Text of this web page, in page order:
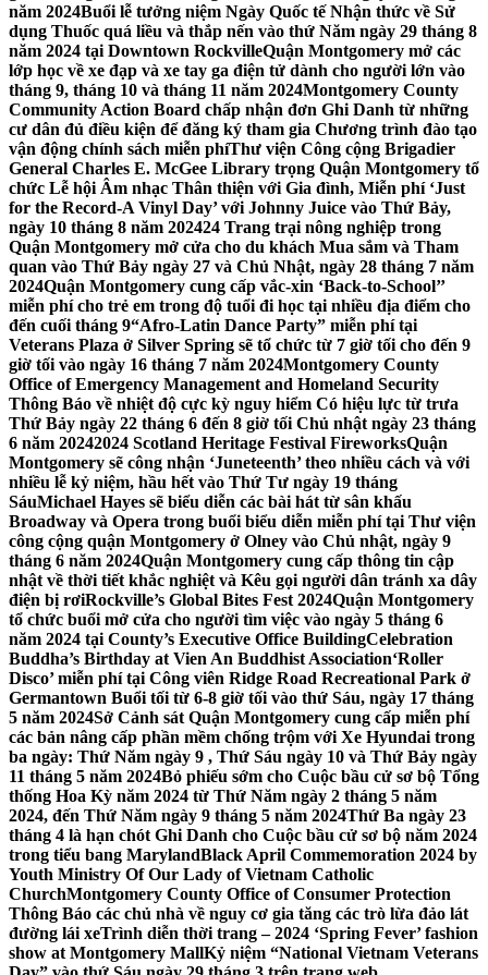
năm 2024Buổi lễ tưởng niệm Ngày Quốc tế Nhận thức về Sử
dụng Thuốc quá liều và thắp nến vào thứ Năm ngày 29 tháng 8
năm 2024 tại Downtown RockvilleQuận Montgomery mở các
lớp học về xe đạp và xe tay ga điện tử dành cho người lớn vào
tháng 9, tháng 10 và tháng 11 năm 2024Montgomery County
Community Action Board chấp nhận đơn Ghi Danh từ những
cư dân đủ điều kiện để đăng ký tham gia Chương trình đào tạo
vận động chính sách miễn phíThư viện Công cộng Brigadier
General Charles E. McGee Library trọng Quận Montgomery tổ
chức Lễ hội Âm nhạc Thân thiện với Gia đình, Miễn phí ‘Just
for the Record-A Vinyl Day’ với Johnny Juice vào Thứ Bảy,
ngày 10 tháng 8 năm 202424 Trang trại nông nghiệp trong
Quận Montgomery mở cửa cho du khách Mua sắm và Tham
quan vào Thứ Bảy ngày 27 và Chủ Nhật, ngày 28 tháng 7 năm
2024Quận Montgomery cung cấp vắc-xin ‘Back-to-School’’
miễn phí cho trẻ em trong độ tuổi đi học tại nhiều địa điểm cho
đến cuối tháng 9“Afro-Latin Dance Party” miễn phí tại
Veterans Plaza ở Silver Spring sẽ tổ chức từ 7 giờ tối cho đến 9
giờ tối vào ngày 16 tháng 7 năm 2024Montgomery County
Office of Emergency Management and Homeland Security
Thông Báo về nhiệt độ cực kỳ nguy hiểm Có hiệu lực từ trưa
Thứ Bảy ngày 22 tháng 6 đến 8 giờ tối Chủ nhật ngày 23 tháng
6 năm 20242024 Scotland Heritage Festival FireworksQuận
Montgomery sẽ công nhận ‘Juneteenth’ theo nhiều cách và với
nhiều lễ kỷ niệm, hầu hết vào Thứ Tư ngày 19 tháng
SáuMichael Hayes sẽ biểu diễn các bài hát từ sân khấu
Broadway và Opera trong buổi biểu diễn miễn phí tại Thư viện
công cộng quận Montgomery ở Olney vào Chủ nhật, ngày 9
tháng 6 năm 2024Quận Montgomery cung cấp thông tin cập
nhật về thời tiết khắc nghiệt và Kêu gọi người dân tránh xa dây
điện bị rơiRockville’s Global Bites Fest 2024Quận Montgomery
tổ chức buổi mở cửa cho người tìm việc vào ngày 5 tháng 6
năm 2024 tại County’s Executive Office BuildingCelebration
Buddha’s Birthday at Vien An Buddhist Association‘Roller
Disco’ miễn phí tại Công viên Ridge Road Recreational Park ở
Germantown Buổi tối từ 6-8 giờ tối vào thứ Sáu, ngày 17 tháng
5 năm 2024Sở Cảnh sát Quận Montgomery cung cấp miễn phí
các bản nâng cấp phần mềm chống trộm với Xe Hyundai trong
ba ngày: Thứ Năm ngày 9 , Thứ Sáu ngày 10 và Thứ Bảy ngày
11 tháng 5 năm 2024Bỏ phiếu sớm cho Cuộc bầu cử sơ bộ Tổng
thống Hoa Kỳ năm 2024 từ Thứ Năm ngày 2 tháng 5 năm
2024, đến Thứ Năm ngày 9 tháng 5 năm 2024Thứ Ba ngày 23
tháng 4 là hạn chót Ghi Danh cho Cuộc bầu cử sơ bộ năm 2024
trong tiểu bang MarylandBlack April Commemoration 2024 by
Youth Ministry Of Our Lady of Vietnam Catholic
ChurchMontgomery County Office of Consumer Protection
Thông Báo các chủ nhà về nguy cơ gia tăng các trò lừa đảo lát
đường lái xeTrình diễn thời trang – 2024 ‘Spring Fever’ fashion
show at Montgomery MallKỷ niệm “National Vietnam Veterans